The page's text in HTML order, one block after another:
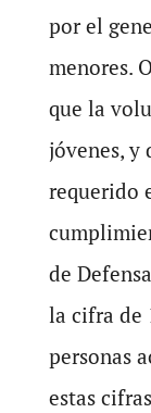
por el
menores.
que la
jóvenes, y
requerido
de
la cifra de
personas
estas